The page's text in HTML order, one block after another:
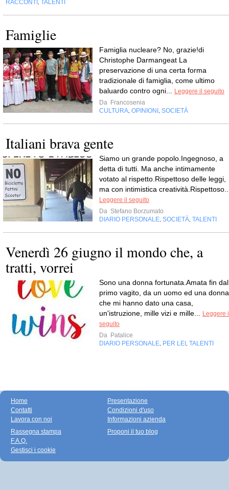
RACCONTI TALENTI
Famiglie
Famiglia nucleare? No, grazie!di
Christophe Darmangeat La
preservazione di una certa forma
tradizionale di famiglia, come ultimo
baluardo contro ogni...
Leggere il seguito
Da Francosenia
CULTURA OPINIONI SOCIETÀ
Italiani brava gente
Siamo un grande popolo.Ingegnoso, a
detta di tutti. Ma anche intimamente
votato al rispetto.Rispettoso delle leggi,
ma con intimistica
Leggere il seguito
Da Stefano Borzumato
DIARIO PERSONALE SOCIETÀ TALENTI
Venerdì 26 giugno il mondo che, a
tratti, vorrei
Sono una donna fortunata.Amata fin dal
primo vagito, da un uomo ed una
che mi hanno dato una casa,
un'istruzione, mille vizi e mille...
Leggere
seguito
Da Patalice
DIARIO PERSONALE PER LEI TALENTI
Home
Contatti
Lavora con noi
Presentazione
Condizioni d'uso
Informazioni azienda
Rassegna stampa
F.A.Q.
Gestisci i cookie
Proponi il tuo blog